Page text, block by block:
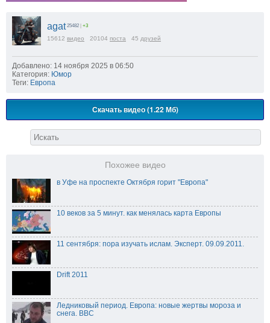
agat 25482 | +3
15612 видео 20104 поста 45 друзей
Добавлено: 14 ноября 2025 в 06:50
Категория: Юмор
Теги: Европа
Скачать видео (1.22 Мб)
Похожее видео
в Уфе на проспекте Октября горит "Европа"
10 веков за 5 минут. как менялась карта Европы
11 сентября: пора изучать ислам. Эксперт. 09.09.2011.
Drift 2011
Ледниковый период. Европа: новые жертвы мороза и
снега. BBC